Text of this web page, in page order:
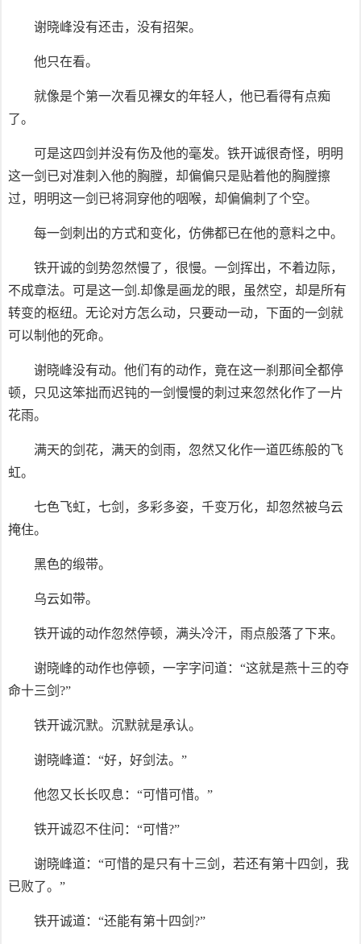
谢晓峰没有还击，没有招架。
他只在看。
就像是个第一次看见裸女的年轻人，他已看得有点痴
了。
可是这四剑并没有伤及他的毫发。铁开诚很奇怪，明明
这一剑已对准刺入他的胸膛，却偏偏只是贴着他的胸膛擦
过，明明这一剑已将洞穿他的咽喉，却偏偏刺了个空。
每一剑刺出的方式和变化，仿佛都已在他的意料之中。
铁开诚的剑势忽然慢了，很慢。一剑挥出，不着边际，
不成章法。可是这一剑.却像是画龙的眼，虽然空，却是所有
转变的枢纽。无论对方怎么动，只要动一动，下面的一剑就
可以制他的死命。
谢晓峰没有动。他们有的动作，竟在这一刹那间全都停
顿，只见这笨拙而迟钝的一剑慢慢的刺过来忽然化作了一片
花雨。
满天的剑花，满天的剑雨，忽然又化作一道匹练般的飞
虹。
七色飞虹，七剑，多彩多姿，千变万化，却忽然被乌云
掩住。
黑色的缎带。
乌云如带。
铁开诚的动作忽然停顿，满头冷汗，雨点般落了下来。
谢晓峰的动作也停顿，一字字问道：“这就是燕十三的夺
命十三剑?”
铁开诚沉默。沉默就是承认。
谢晓峰道：“好，好剑法。”
他忽又长长叹息：“可惜可惜。”
铁开诚忍不住问：“可惜?”
谢晓峰道：“可惜的是只有十三剑，若还有第十四剑，我
已败了。”
铁开诚道：“还能有第十四剑?”